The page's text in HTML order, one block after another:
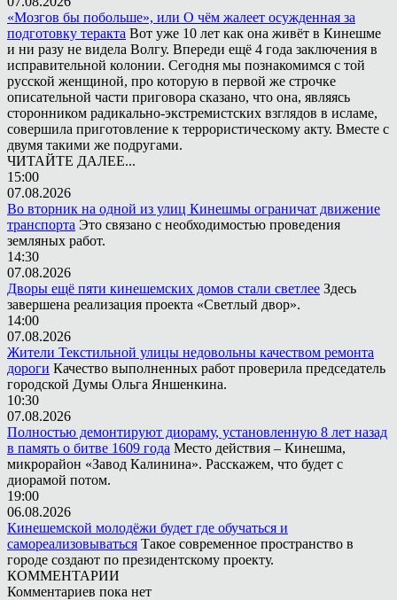
«Мозгов бы побольше», или О чём жалеет осужденная за
подготовку теракта Вот уже 10 лет как она живёт в Кинешме
и ни разу не видела Волгу. Впереди ещё 4 года заключения в
исправительной колонии. Сегодня мы познакомимся с той
русской женщиной, про которую в первой же строчке
описательной части приговора сказано, что она, являясь
сторонником радикально-экстремистских взглядов в исламе,
совершила приготовление к террористическому акту. Вместе с
двумя такими же подругами.
ЧИТАЙТЕ ДАЛЕЕ...
15:00
07.08.2026
Во вторник на одной из улиц Кинешмы ограничат движение
транспорта Это связано с необходимостью проведения
земляных работ.
14:30
07.08.2026
Дворы ещё пяти кинешемских домов стали светлее Здесь
завершена реализация проекта «Светлый двор».
14:00
07.08.2026
Жители Текстильной улицы недовольны качеством ремонта
дороги Качество выполненных работ проверила председатель
городской Думы Ольга Яншенкина.
10:30
07.08.2026
Полностью демонтируют диораму, установленную 8 лет назад
в память о битве 1609 года Место действия – Кинешма,
микрорайон «Завод Калинина». Расскажем, что будет с
диорамой потом.
19:00
06.08.2026
Кинешемской молодёжи будет где обучаться и
самореализовываться Такое современное пространство в
городе создают по президентскому проекту.
КОММЕНТАРИИ
Комментариев пока нет